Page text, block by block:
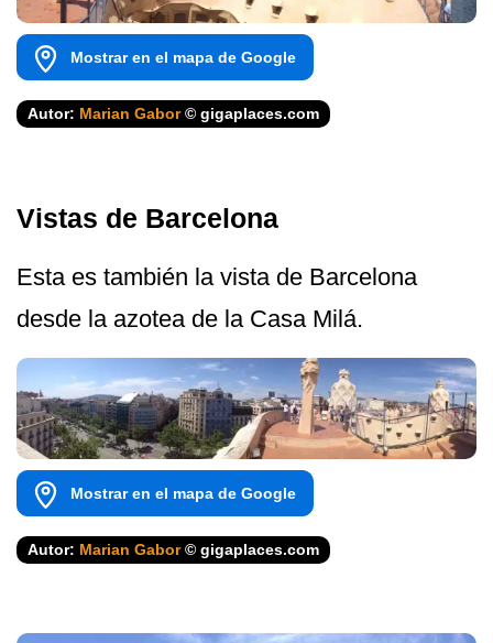
Mostrar en el mapa de Google
Autor: Marian Gabor© gigaplaces.com
Vistas de Barcelona
Esta es también la vista de Barcelona
desde la azotea de la Casa Milá.
Mostrar en el mapa de Google
Autor: Marian Gabor© gigaplaces.com